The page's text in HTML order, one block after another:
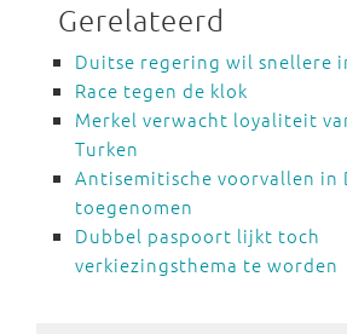
Gerelateerd
Duitse regering wil snellere
Race tegen de klok
Merkel verwacht loyaliteit
Turken
Antisemitische voorvallen in
toegenomen
Dubbel paspoort lijkt toch
verkiezingsthema te worden